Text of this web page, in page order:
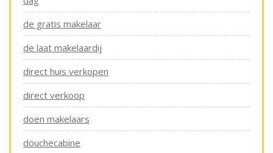
de gratis makelaar
de laat makelaardij
direct huis verkopen
direct verkoop
doen makelaars
douchecabine